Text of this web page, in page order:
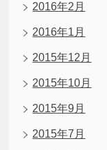
2016年2月
2016年1月
2015年12月
2015年10月
2015年9月
2015年7月